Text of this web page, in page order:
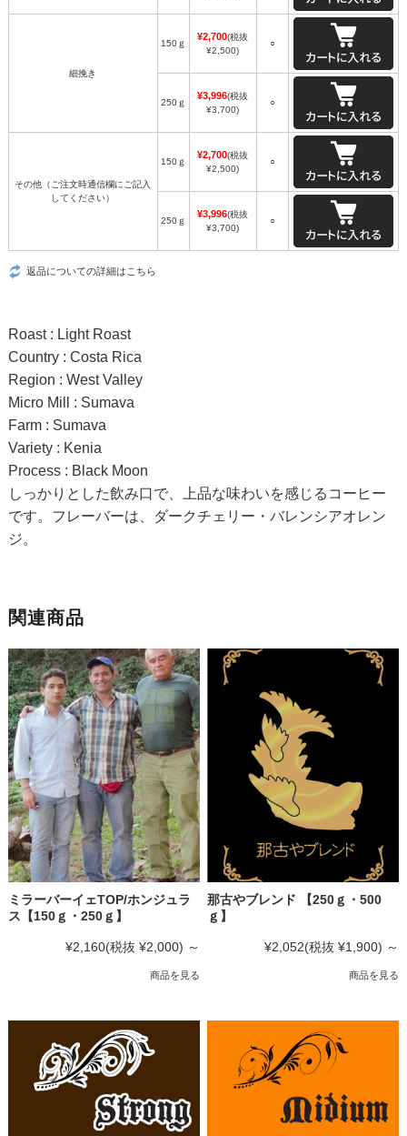
細挽き
150ｇ
¥2,700(税抜
¥2,500)
○
250ｇ
¥3,996(税抜
¥3,700)
○
その他（ご注文時通信欄にご記入
してください）
150ｇ
¥2,700(税抜
¥2,500)
○
250ｇ
¥3,996(税抜
¥3,700)
○
返品についての詳細はこちら
Roast : Light Roast
Country : Costa Rica
Region : West Valley
Micro Mill : Sumava
Farm : Sumava
Variety : Kenia
Process : Black Moon
しっかりとした飲み口で、上品な味わいを感じるコーヒー
です。フレーバーは、ダークチェリー・バレンシアオレン
ジ。
関連商品
ミラーバーイェTOP/ホンジュラ
ス【150ｇ・250ｇ】
¥2,160(税抜 ¥2,000) ～
商品を見る
那古やブレンド 【250ｇ・500
ｇ】
¥2,052(税抜 ¥1,900) ～
商品を見る